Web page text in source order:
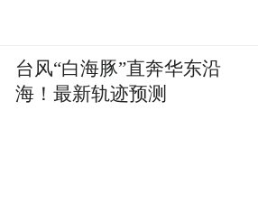
台风“白海豚”直奔华东沿
海！最新轨迹预测